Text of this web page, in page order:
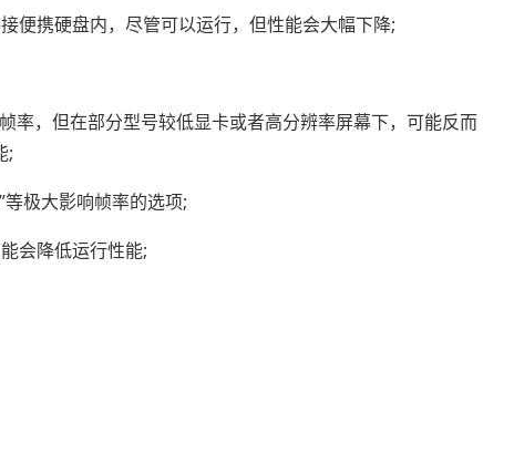
便携硬盘内，尽管可以运行，但性能会大幅下降;
率，但在部分型号较低显卡或者高分辨率屏幕下，可能反而
;
等极大影响帧率的选项;
会降低运行性能;